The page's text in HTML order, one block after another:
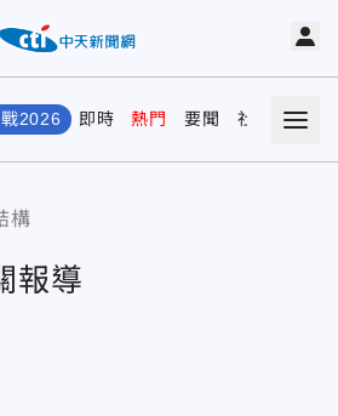
2026 即時 熱門 要聞 社會 娛樂
構
報導